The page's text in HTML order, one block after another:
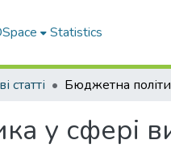
Statistics
статті
у сфері